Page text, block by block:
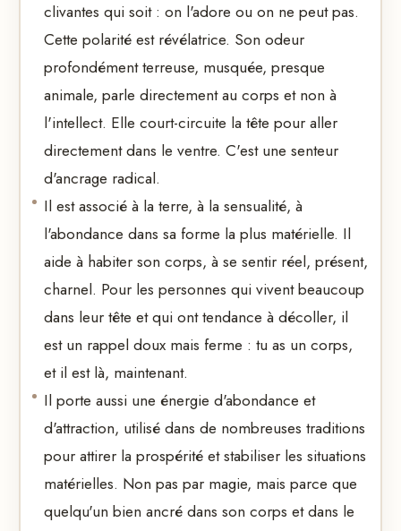
clivantes qui soit : on l'adore ou on ne peut pas.
Cette polarité est révélatrice. Son odeur
profondément terreuse, musquée, presque
animale, parle directement au corps et non à
l'intellect. Elle court-circuite la tête pour aller
directement dans le ventre. C'est une senteur
d'ancrage radical.
Il est associé à la terre, à la sensualité, à
l'abondance dans sa forme la plus matérielle. Il
aide à habiter son corps, à se sentir réel, présent,
charnel. Pour les personnes qui vivent beaucoup
dans leur tête et qui ont tendance à décoller, il
est un rappel doux mais ferme : tu as un corps,
et il est là, maintenant.
Il porte aussi une énergie d'abondance et
d'attraction, utilisé dans de nombreuses traditions
pour attirer la prospérité et stabiliser les situations
matérielles. Non pas par magie, mais parce que
quelqu'un bien ancré dans son corps et dans le